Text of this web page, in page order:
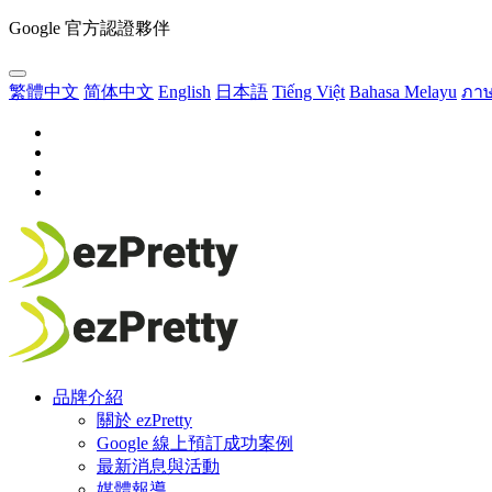
Google 官方認證夥伴
繁體中文 简体中文 English 日本語 Tiếng Việt Bahasa Melayu ภา
品牌介紹
關於 ezPretty
Google 線上預訂成功案例
最新消息與活動